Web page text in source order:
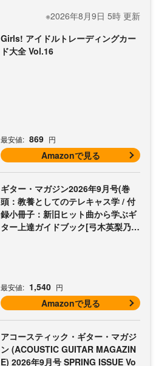
※2026年8月9日 5時 更新
Girls! アイドルトレーディングカー
ド大全 Vol.16
最安値: 869 円
Amazonで見る
ギター・マガジン2026年9月号(巻
頭：教養としてのテレキャス学 / 付
録小冊子：新旧ヒット曲から学ぶギ
ター上達ガイドブック[弓木英梨乃の
最安値: 1,540 円
Amazonで見る
アコースティック・ギター・マガジ
ン (ACOUSTIC GUITAR MAGAZIN
E) 2026年9月号 SPRING ISSUE Vo